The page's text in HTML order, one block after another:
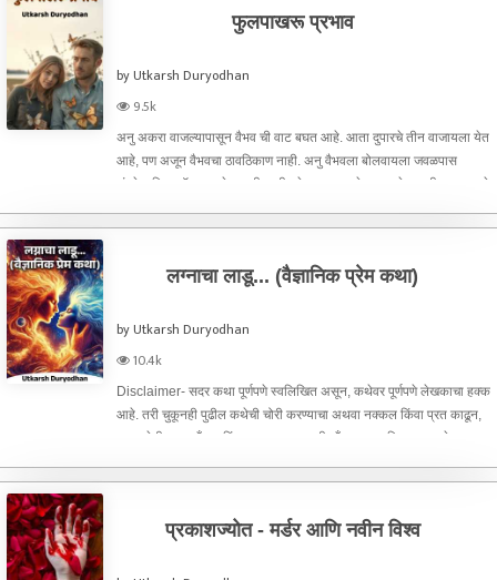
फुलपाखरू प्रभाव
by Utkarsh Duryodhan
9.5k
अनु अकरा वाजल्यापासून वैभव ची वाट बघत आहे. आता दुपारचे तीन वाजायला येत
आहे, पण अजून वैभवचा ठावठिकाण नाही. अनु वैभवला बोलवायला जवळपास
शंभरेक मिस कॉल लावले असतील, दीडशेच्या वर म्यासेज टाकले असतील, पण एवढे
लग्नाचा लाडू... (वैज्ञानिक प्रेम कथा)
by Utkarsh Duryodhan
10.4k
Disclaimer- सदर कथा पूर्णपणे स्वलिखित असून, कथेवर पूर्णपणे लेखकाचा हक्क
आहे. तरी चुकूनही पुढील कथेची चोरी करण्याचा अथवा नक्कल किंवा प्रत काढून,
ह्या कथेची ह्याच अँपवर किंवा दुसऱ्या कुठल्याही अँपवर प्रकाशित करू नये, जर
प्रकाशज्योत - मर्डर आणि नवीन विश्व